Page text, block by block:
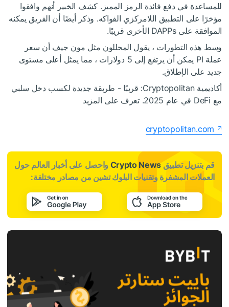
للمساعدة في دفع فائدة الرمز المميز. كشف الخبير أنهم وافقوا
مؤخرًا على التطبيق اللامركزي الفواكه. وذكر أيضًا أن الفريق يمكنه
الموافقة على DAPPs الأخرى قريبًا.
وسط هذه التطورات ، يقول المحللون مثل مون جيف أن سعر
عملة PI يمكن أن يرتفع إلى 5 دولارات ، مما يمثل أعلى مستوى
جديد على الإطلاق.
أكاديمية Cryptopolitan: قريبًا - طريقة جديدة لكسب دخل سلبي
مع DeFi في عام 2025. تعرف على المزيد
cryptopolitan.com
قم بتنزيل تطبيقCrypto News واحصل على أخبار العالم حول
العملات المشفرة وتقنيات البلوك تشين من مصادر مختلفة: